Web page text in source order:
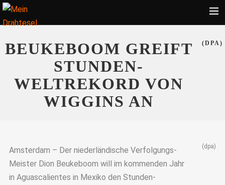
Suche
BEUKEBOOM GREIFT
STUNDEN-
WELTREKORD VON
WIGGINS AN
(DPA)
Amsterdam – Der niederländische Verfolgungs-
Meister Dion Beukeboom will im kommenden Jahr
in Aguascalientes in Mexiko den Stunden-
(dpa)